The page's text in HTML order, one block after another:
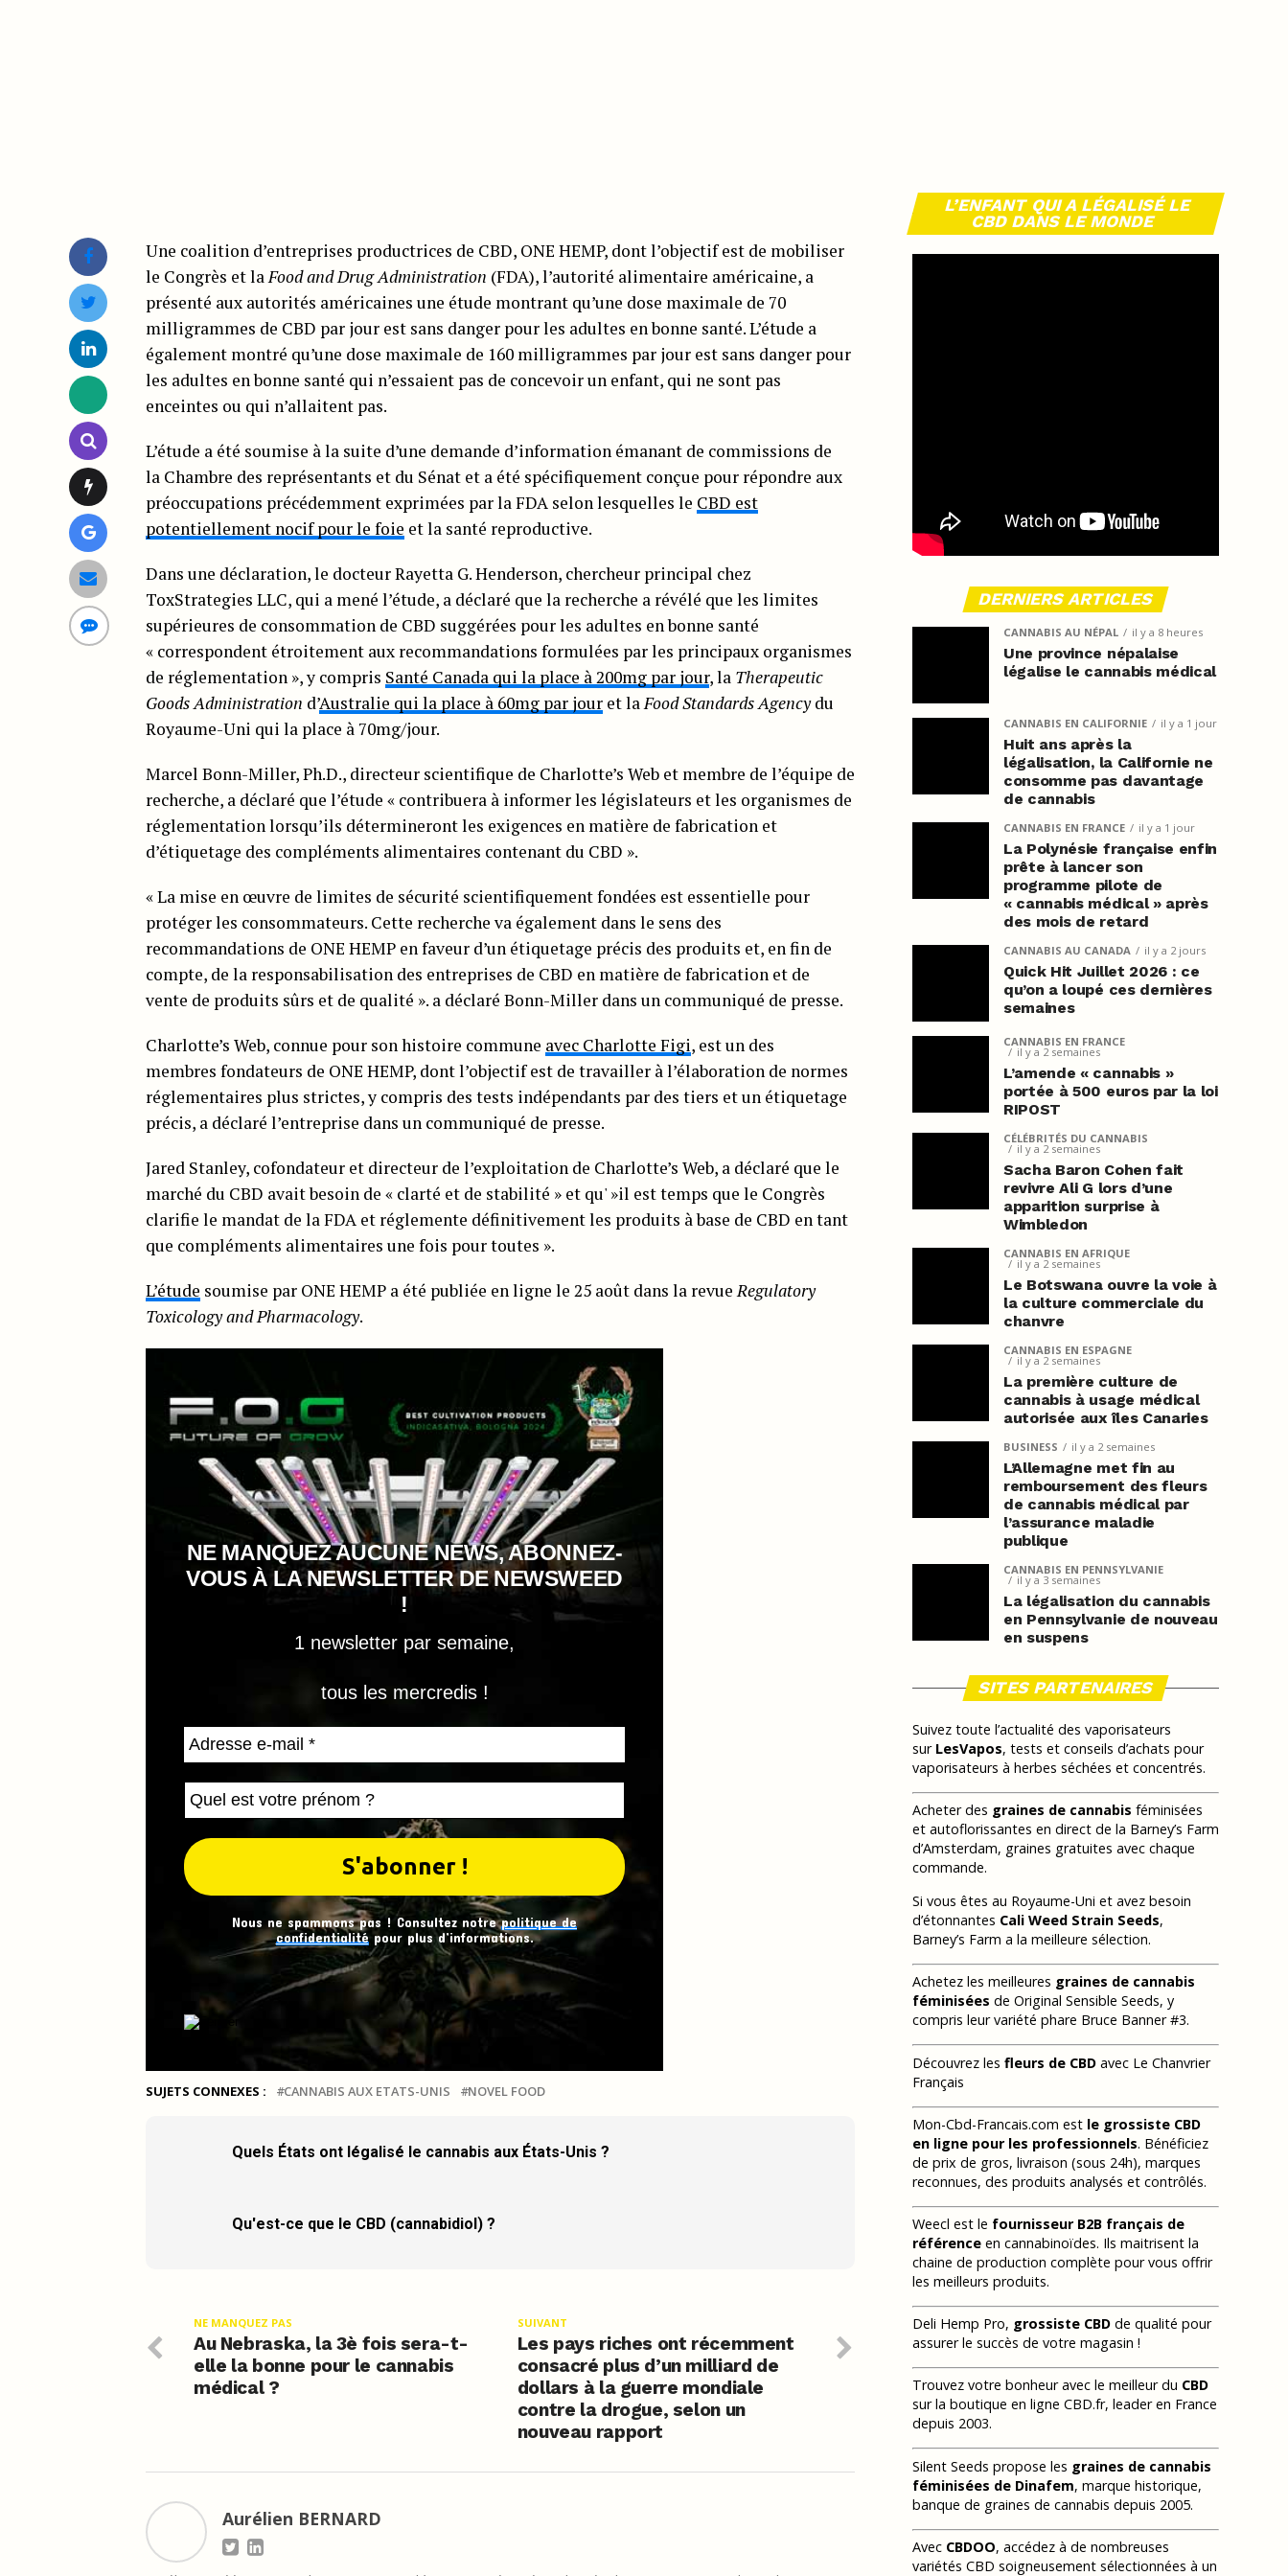
Une coalition d’entreprises productrices de CBD, ONE HEMP, dont l’objectif est de mobiliser
le Congrès et la Food and Drug Administration (FDA), l’autorité alimentaire américaine, a
présenté aux autorités américaines une étude montrant qu’une dose maximale de 70
milligrammes de CBD par jour est sans danger pour les adultes en bonne santé. L’étude a
également montré qu’une dose maximale de 160 milligrammes par jour est sans danger pour
les adultes en bonne santé qui n’essaient pas de concevoir un enfant, qui ne sont pas
enceintes ou qui n’allaitent pas.
L’étude a été soumise à la suite d’une demande d’information émanant de commissions de
la Chambre des représentants et du Sénat et a été spécifiquement conçue pour répondre aux
préoccupations précédemment exprimées par la FDA selon lesquelles le CBD est
potentiellement nocif pour le foie et la santé reproductive.
Dans une déclaration, le docteur Rayetta G. Henderson, chercheur principal chez
ToxStrategies LLC, qui a mené l’étude, a déclaré que la recherche a révélé que les limites
supérieures de consommation de CBD suggérées pour les adultes en bonne santé
« correspondent étroitement aux recommandations formulées par les principaux organismes
de réglementation », y compris Santé Canada qui la place à 200mg par jour, la Therapeutic
Goods Administration d’Australie qui la place à 60mg par jour et la Food Standards Agencydu
Royaume-Uni qui la place à 70mg/jour.
Marcel Bonn-Miller, Ph.D., directeur scientifique de Charlotte’s Web et membre de l’équipe de
recherche, a déclaré que l’étude « contribuera à informer les législateurs et les organismes de
réglementation lorsqu’ils détermineront les exigences en matière de fabrication et
d’étiquetage des compléments alimentaires contenant du CBD ».
« La mise en œuvre de limites de sécurité scientifiquement fondées est essentielle pour
protéger les consommateurs. Cette recherche va également dans le sens des
recommandations de ONE HEMP en faveur d’un étiquetage précis des produits et, en fin de
compte, de la responsabilisation des entreprises de CBD en matière de fabrication et de
vente de produits sûrs et de qualité ». a déclaré Bonn-Miller dans un communiqué de presse.
Charlotte’s Web, connue pour son histoire commune avec Charlotte Figi, est un des
membres fondateurs de ONE HEMP, dont l’objectif est de travailler à l’élaboration de normes
réglementaires plus strictes, y compris des tests indépendants par des tiers et un étiquetage
précis, a déclaré l’entreprise dans un communiqué de presse.
Jared Stanley, cofondateur et directeur de l’exploitation de Charlotte’s Web, a déclaré que le
marché du CBD avait besoin de « clarté et de stabilité » et qu' »il est temps que le Congrès
clarifie le mandat de la FDA et réglemente définitivement les produits à base de CBD en tant
que compléments alimentaires une fois pour toutes ».
L’étude soumise par ONE HEMP a été publiée en ligne le 25 août dans la revue Regulatory
Toxicology and Pharmacology.
NE MANQUEZ AUCUNE NEWS, ABONNEZ-
VOUS À LA NEWSLETTER DE NEWSWEED
!
1 newsletter par semaine,
tous les mercredis !
Nous ne spammons pas ! Consultez notrepolitique de
confidentialitépour plus d’informations.
SUJETS CONNEXES : CANNABIS AUX ETATS-UNIS NOVEL FOOD
Quels États ont légalisé le cannabis aux États-Unis ?
Qu'est-ce que le CBD (cannabidiol) ?
SUIVANT
Les pays riches ont récemment
consacré plus d’un milliard de
dollars à la guerre mondiale
contre la drogue, selon un
nouveau rapport
NE MANQUEZ PAS
Au Nebraska, la 3è fois sera-t-
elle la bonne pour le cannabis
médical ?
Aurélien BERNARD
L’ENFANT QUI A LÉGALISÉ LE
CBD DANS LE MONDE
DERNIERS ARTICLES
CANNABIS AU NÉPAL il y a 8 heures
Une province népalaise
légalise le cannabis médical
CANNABIS EN CALIFORNIE il y a 1 jour
Huit ans après la
légalisation, la Californie ne
consomme pas davantage
de cannabis
CANNABIS EN FRANCE il y a 1 jour
La Polynésie française enfin
prête à lancer son
programme pilote de
« cannabis médical » après
des mois de retard
CANNABIS AU CANADA il y a 2 jours
Quick Hit Juillet 2026 : ce
qu’on a loupé ces dernières
semaines
CANNABIS EN FRANCE
il y a 2 semaines
L’amende « cannabis »
portée à 500 euros par la loi
RIPOST
CÉLÉBRITÉS DU CANNABIS
il y a 2 semaines
Sacha Baron Cohen fait
revivre Ali G lors d’une
apparition surprise à
Wimbledon
CANNABIS EN AFRIQUE
il y a 2 semaines
Le Botswana ouvre la voie à
la culture commerciale du
chanvre
CANNABIS EN ESPAGNE
il y a 2 semaines
La première culture de
cannabis à usage médical
autorisée aux îles Canaries
BUSINESS il y a 2 semaines
L’Allemagne met fin au
remboursement des fleurs
de cannabis médical par
l’assurance maladie
publique
CANNABIS EN PENNSYLVANIE
il y a 3 semaines
La légalisation du cannabis
en Pennsylvanie de nouveau
en suspens
SITES PARTENAIRES
Suivez toute l’actualité des vaporisateurs
sur LesVapos, tests et conseils d’achats pour
vaporisateurs à herbes séchées et concentrés.
Acheter des graines de cannabis féminisées
et autoflorissantes en direct de la Barney’s Farm
d’Amsterdam, graines gratuites avec chaque
commande.
Si vous êtes au Royaume-Uni et avez besoin
d’étonnantes Cali Weed Strain Seeds,
Barney’s Farm a la meilleure sélection.
Achetez les meilleures graines de cannabis
féminisées de Original Sensible Seeds, y
compris leur variété phare Bruce Banner #3.
Découvrez les fleurs de CBD avec Le Chanvrier
Français
Mon-Cbd-Francais.com est le grossiste CBD
en ligne pour les professionnels. Bénéficiez
de prix de gros, livraison (sous 24h), marques
reconnues, des produits analysés et contrôlés.
Weecl est le fournisseur B2B français de
référence en cannabinoïdes. Ils maitrisent la
chaine de production complète pour vous offrir
les meilleurs produits.
Deli Hemp Pro, grossiste CBD de qualité pour
assurer le succès de votre magasin !
Trouvez votre bonheur avec le meilleur du CBD
sur la boutique en ligne CBD.fr, leader en France
depuis 2003.
Silent Seeds propose les graines de cannabis
féminisées de Dinafem, marque historique,
banque de graines de cannabis depuis 2005.
Avec CBDOO, accédez à de nombreuses
variétés CBD soigneusement sélectionnées à un